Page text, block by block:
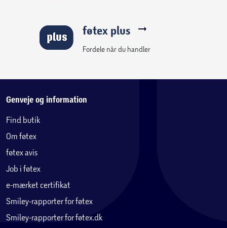
føtex plus
Fordele når du handler
Genveje og information
Find butik
Om føtex
føtex avis
Job i føtex
e-mærket certifikat
Smiley-rapporter for føtex
Smiley-rapporter for føtex.dk